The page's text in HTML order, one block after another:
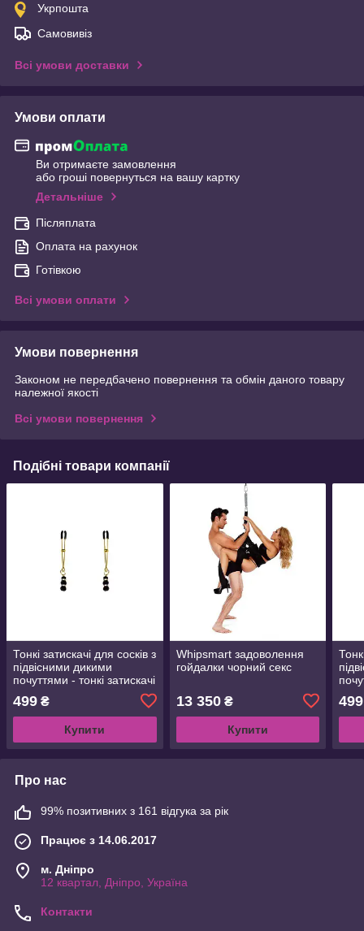
Укрпошта
Самовивіз
Всі умови доставки
Умови оплати
Ви отримаєте замовлення
або гроші повернуться на вашу картку
Детальніше
Післяплата
Оплата на рахунок
Готівкою
Всі умови оплати
Умови повернення
Законом не передбачено повернення та обмін даного товару
належної якості
Всі умови повернення
Подібні товари компанії
Тонкі затискачі для сосків з
підвісними дикими
почуттями - тонкі затискачі
для сосків, золото/чорне
499 ₴
Купити
Whipsmart задоволення
гойдалки чорний секс
13 350₴
Купити
499
Про нас
99% позитивних з 161 відгука за рік
Працює з 14.06.2017
м. Дніпро
12 квартал, Дніпро, Україна
Контакти